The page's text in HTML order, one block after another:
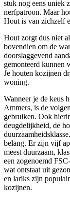
stuk nog eens uniek
nerfpatroon. Maar
Hout is van zichzelf
Hout zorgt dus niet
bovendien om de
doorslaggevend
gemonteerd kunnen
Je houten kozijnen
woning.
Wanneer je de keus
Ammers, is de
gebruiken. Ook
deugdelijkheid, de
belang. Er zijn vijf
meest duurzaam,
een zogenoemd
wat ontstaat uit
en lariks zijn
kozijnen.